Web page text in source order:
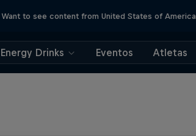
Want to see content from United States of America
Energy Drinks Eventos Atletas